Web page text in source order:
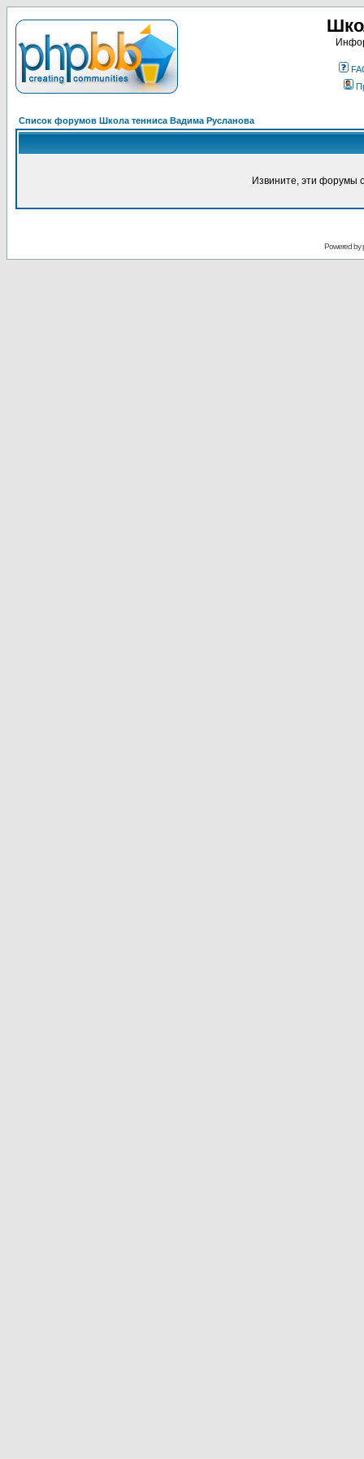
Список форумов Школа тенниса Вадима Русланова
Извините, эти форумы
Powered by